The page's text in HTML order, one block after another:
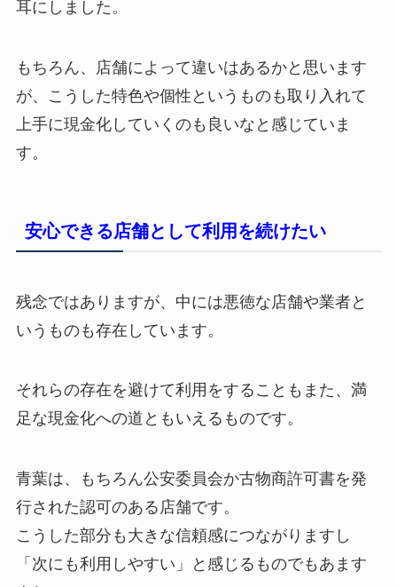
耳にしました。
もちろん、店舗によって違いはあるかと思います
が、こうした特色や個性というものも取り入れて
上手に現金化していくのも良いなと感じていま
す。
安心できる店舗として利用を続けたい
残念ではありますが、中には悪徳な店舗や業者と
いうものも存在しています。
それらの存在を避けて利用をすることもまた、満
足な現金化への道ともいえるものです。
青葉は、もちろん公安委員会か古物商許可書を発
行された認可のある店舗です。
こうした部分も大きな信頼感につながりますし
「次にも利用しやすい」と感じるものでもあます